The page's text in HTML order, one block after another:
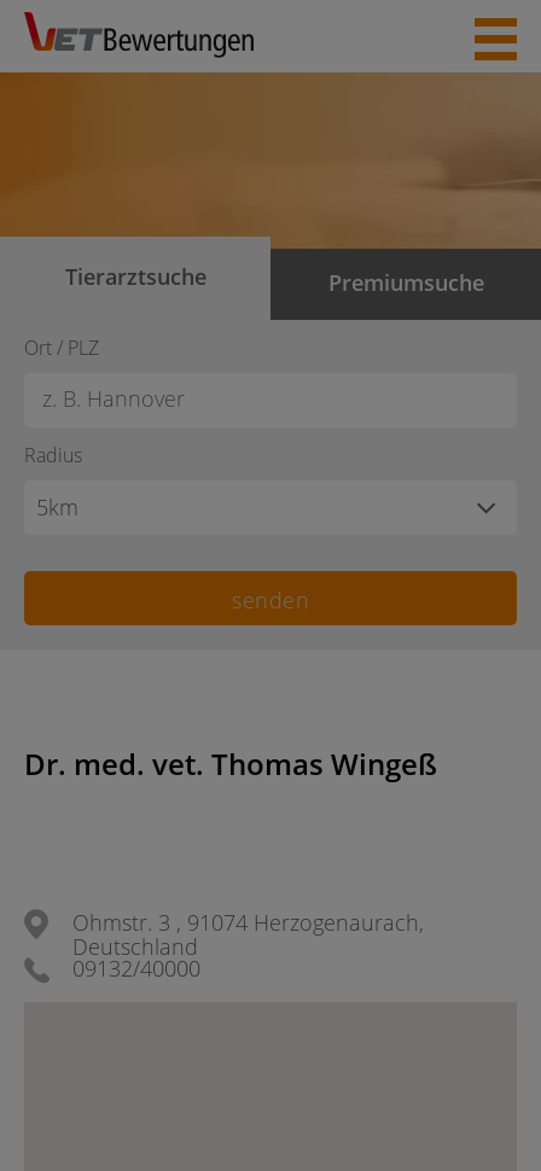
Skip
content
Tierarztsuche Premiumsuche
Ort / PLZ
Radius
Dr. med. vet. Thomas Wingeß
Ohmstr. 3 , 91074 Herzogenaurach,
Deutschland
09132/40000